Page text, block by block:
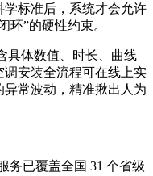
标准后，系统才会允许
环”的硬性约束。
具体数值、时长、曲线
安装全流程可在线上实
常波动，精准揪出人为
务已覆盖全国 31 个省级